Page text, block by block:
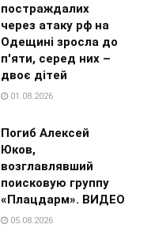
постраждалих
через атаку рф на
Одещині зросла до
п'яти, серед них –
двоє дітей
01.08.2026
Погиб Алексей
Юков,
возглавлявший
поисковую группу
«Плацдарм». ВИДЕО
05.08.2026